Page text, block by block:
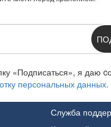
«Подписаться», я даю
персональных данных.
Служба